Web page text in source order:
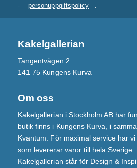
-
personuppgiftspolicy .
Kakelgallerian
Tangentvägen 2
141 75 Kungens Kurva
Om oss
Kakelgallerian i Stockholm AB har
butik finns i Kungens Kurva, i
Kvantum. För maximal service har
som levererar varor till hela Sverige.
Kakelgallerian står för Design &